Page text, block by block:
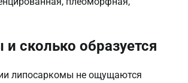
сколько образуется
липосаркомы не ощущаются